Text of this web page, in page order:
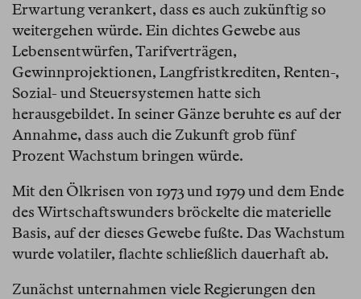
Erwartung verankert, dass es auch zukünftig so
weitergehen würde. Ein dichtes Gewebe aus
Lebensentwürfen, Tarifverträgen,
Gewinnprojektionen, Langfristkrediten, Renten-,
Sozial- und Steuersystemen hatte sich
herausgebildet. In seiner Gänze beruhte es auf der
Annahme, dass auch die Zukunft grob fünf
Prozent Wachstum bringen würde.
Mit den Ölkrisen von 1973 und 1979 und dem Ende
des Wirtschaftswunders bröckelte die materielle
Basis, auf der dieses Gewebe fußte. Das Wachstum
wurde volatiler, flachte schließlich dauerhaft ab.
Zunächst unternahmen viele Regierungen den